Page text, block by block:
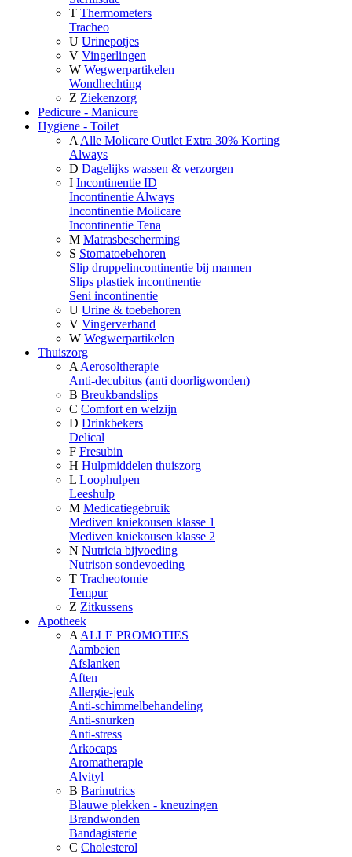
T Thermometers
Tracheo
U Urinepotjes
V Vingerlingen
W Wegwerpartikelen
Wondhechting
Z Ziekenzorg
Pedicure - Manicure
Hygiene - Toilet
A Alle Molicare Outlet Extra 30% Korting
Always
D Dagelijks wassen & verzorgen
I Incontinentie ID
Incontinentie Always
Incontinentie Molicare
Incontinentie Tena
M Matrasbescherming
S Stomatoebehoren
Slip druppelincontinentie bij mannen
Slips plastiek incontinentie
Seni incontinentie
U Urine & toebehoren
V Vingerverband
W Wegwerpartikelen
Thuiszorg
A Aerosoltherapie
Anti-decubitus (anti doorligwonden)
B Breukbandslips
C Comfort en welzijn
D Drinkbekers
Delical
F Fresubin
H Hulpmiddelen thuiszorg
L Loophulpen
Leeshulp
M Medicatiegebruik
Mediven kniekousen klasse 1
Mediven kniekousen klasse 2
N Nutricia bijvoeding
Nutrison sondevoeding
T Tracheotomie
Tempur
Z Zitkussens
Apotheek
A ALLE PROMOTIES
Aambeien
Afslanken
Aften
Allergie-jeuk
Anti-schimmelbehandeling
Anti-snurken
Anti-stress
Arkocaps
Aromatherapie
Alvityl
B Barinutrics
Blauwe plekken - kneuzingen
Brandwonden
Bandagisterie
C Cholesterol